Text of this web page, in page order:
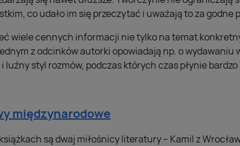
co udało im się przeczytać i uważają to za godne
wiele cennych informacji nie tylko na temat
z odcinków autorki opowiadają np. o wydawaniu
styl rozmów, podczas których czas płynie
międzynarodowe
są dwaj miłośnicy literatury – Kamil z